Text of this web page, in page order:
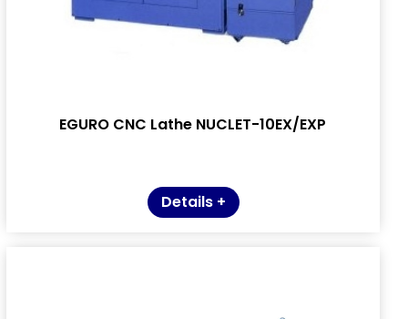
EGURO CNC Lathe NUCLET-10EX/EXP
Details +